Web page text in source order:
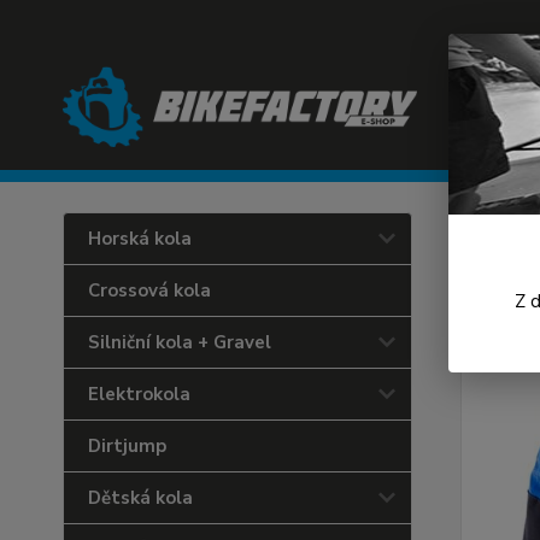
Horská kola
Crossová kola
Silniční kola + Gravel
Elektrokola
Dirtjump
Dětská kola
Z